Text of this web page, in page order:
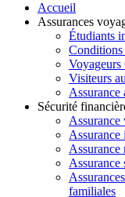
Accueil
Assurances
Étudiants
Conditions
Voyageurs
Visiteurs
Assurance
Sécurité
Assurance
Assurance
Assurance
familiales